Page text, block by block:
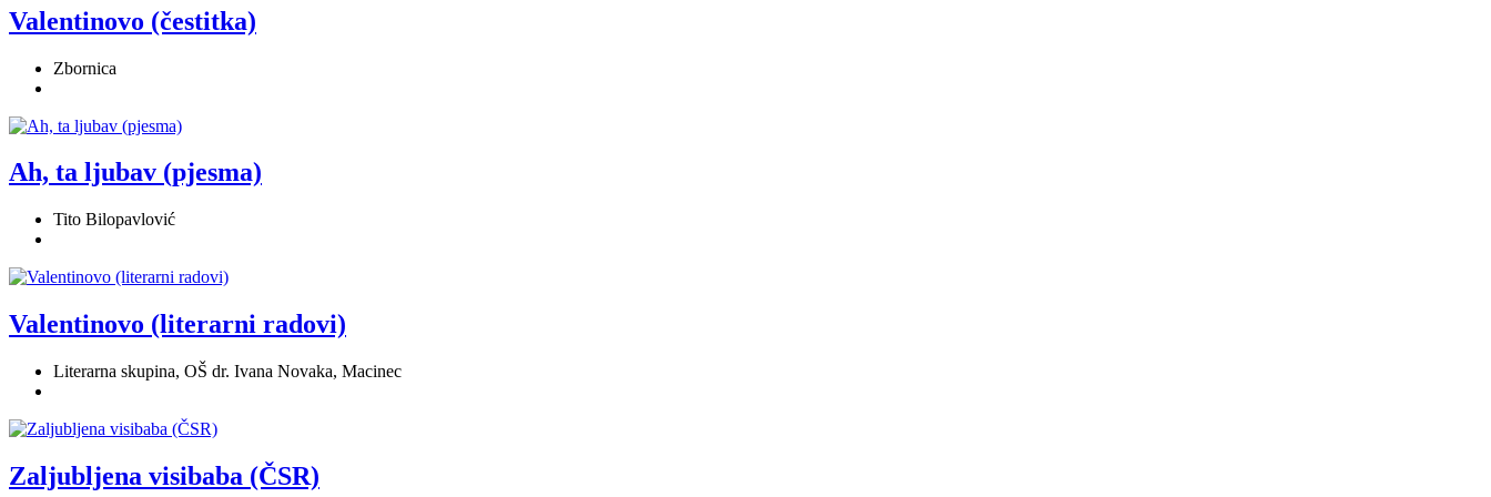
Valentinovo (čestitka)
Zbornica
Ah, ta ljubav (pjesma)
Tito Bilopavlović
Valentinovo (literarni radovi)
Literarna skupina, OŠ dr. Ivana Novaka, Macinec
Zaljubljena visibaba (ČSR)